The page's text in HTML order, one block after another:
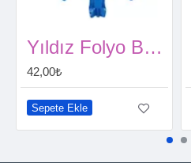
Yıldız Folyo Balon Mavi (60 cm)
42,00₺
Sepete Ekle